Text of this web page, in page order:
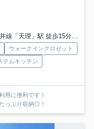
線「天理」駅 徒歩15分
ウォークインクロゼット
テムキッチン
用に便利です！
っぷり収納◎！